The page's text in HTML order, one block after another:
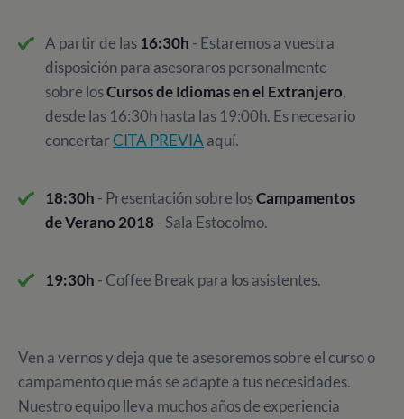
A partir de las16:30h - Estaremos a vuestra
disposición para asesoraros personalmente
sobre losCursos de Idiomas en el Extranjero,
desde las 16:30h hasta las 19:00h. Es necesario
concertarCITA PREVIA aquí.
18:30h - Presentación sobre losCampamentos
de Verano 2018 - Sala Estocolmo.
19:30h - Coffee Break para los asistentes.
Ven a vernos y deja que te asesoremos sobre el curso o
campamento que más se adapte a tus necesidades.
Nuestro equipo lleva muchos años de experiencia